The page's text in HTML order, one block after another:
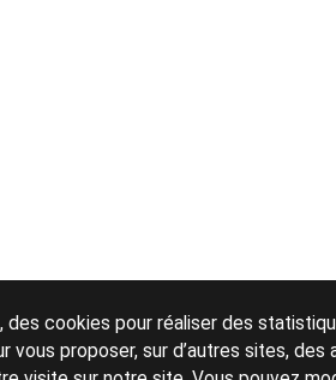
des cookies pour réaliser des
proposer, sur d’autres sites, des